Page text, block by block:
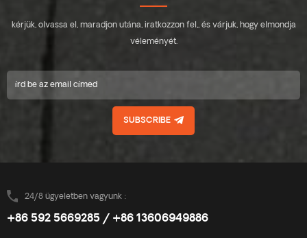
kérjük, olvassa el, maradjon utána, iratkozzon fel,, és várjuk, hogy elmondja
véleményét.
SUBSCRIBE
24/8 ügyeletben vagyunk :
+86 592 5669285 / +86 13606949886